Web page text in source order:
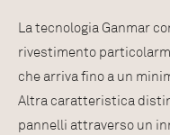
La tecnologia Ganmar
rivestimento
che arriva fino a un
Altra caratteristica
pannelli attraverso un